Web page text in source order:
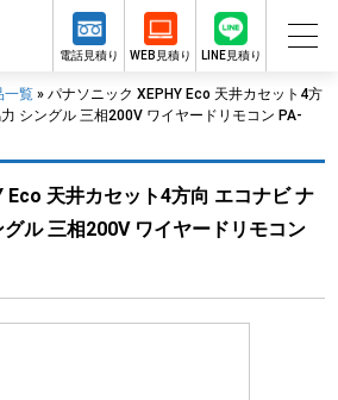
電話見積り WEB見積り LINE見積り
一覧 » パナソニック XEPHY Eco 天井カセット4方
シングル 三相200V ワイヤードリモコン PA-
Eco 天井カセット4方向 エコナビ ナ
ル 三相200V ワイヤードリモコン